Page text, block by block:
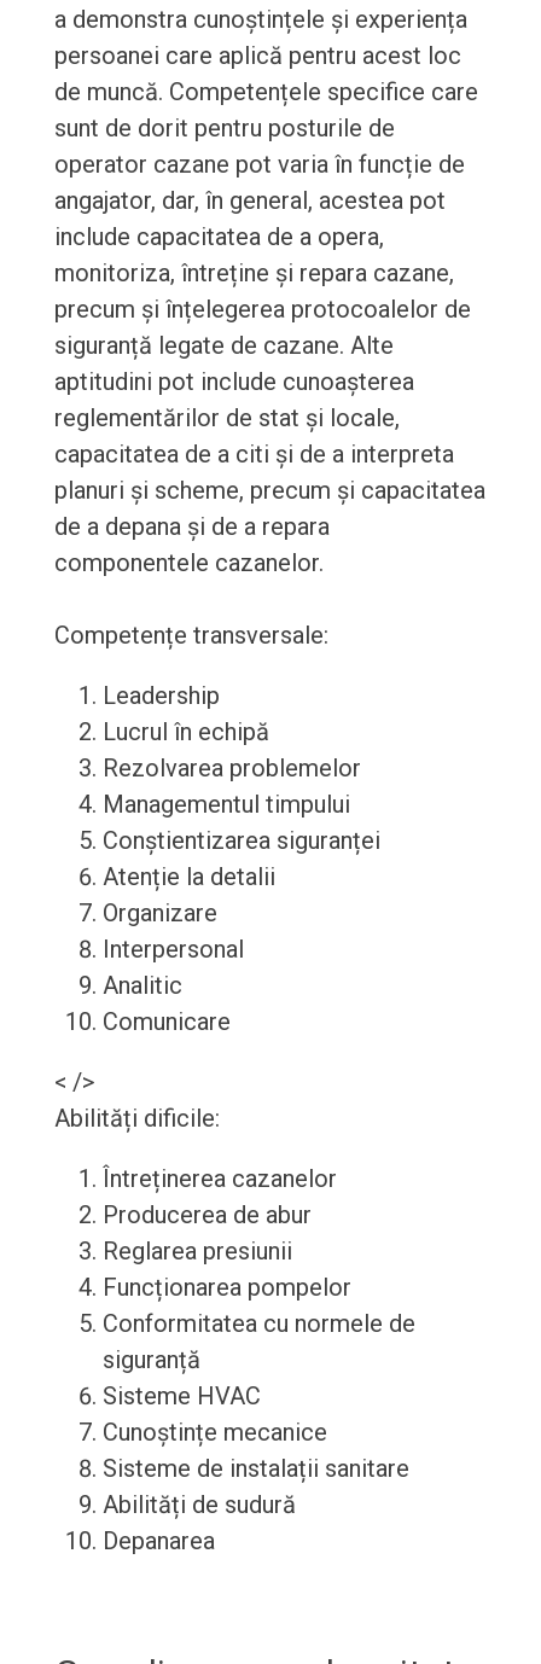
a demonstra cunoștințele și experiența
persoanei care aplică pentru acest loc
de muncă. Competențele specifice care
sunt de dorit pentru posturile de
operator cazane pot varia în funcție de
angajator, dar, în general, acestea pot
include capacitatea de a opera,
monitoriza, întreține și repara cazane,
precum și înțelegerea protocoalelor de
siguranță legate de cazane. Alte
aptitudini pot include cunoașterea
reglementărilor de stat și locale,
capacitatea de a citi și de a interpreta
planuri și scheme, precum și capacitatea
de a depana și de a repara
componentele cazanelor.
Competențe transversale:
Leadership
Lucrul în echipă
Rezolvarea problemelor
Managementul timpului
Conștientizarea siguranței
Atenție la detalii
Organizare
Interpersonal
Analitic
Comunicare
< />
Abilități dificile:
Întreținerea cazanelor
Producerea de abur
Reglarea presiunii
Funcționarea pompelor
Conformitatea cu normele de
siguranță
Sisteme HVAC
Cunoștințe mecanice
Sisteme de instalații sanitare
Abilități de sudură
Depanarea